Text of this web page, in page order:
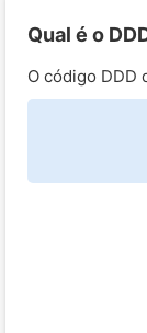
Qual é o
O código DDD